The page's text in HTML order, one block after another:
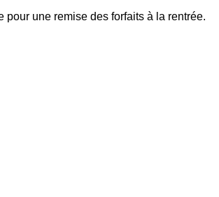
pour une remise des forfaits à la rentrée.